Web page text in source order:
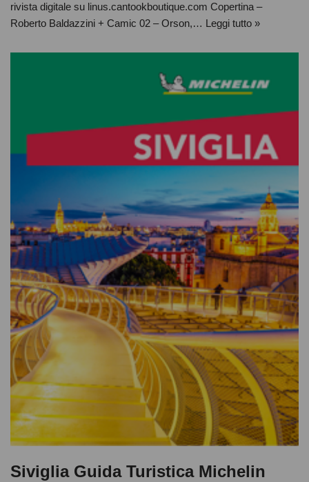
rivista digitale su linus.cantookboutique.com Copertina –
Roberto Baldazzini + Camic 02 – Orson,… Leggi tutto »
Siviglia Guida Turistica Michelin